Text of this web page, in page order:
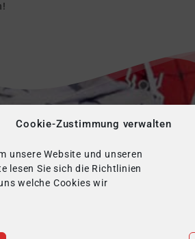
Cookie-Zustimmung verwalten
unsere Website und unseren
lesen Sie sich die Richtlinien
welche Cookies wir
Held willst du
– Spender – jeder